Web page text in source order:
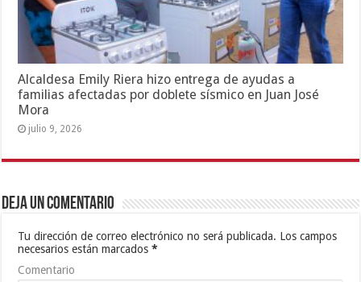
Alcaldesa Emily Riera hizo entrega de ayudas a
familias afectadas por doblete sísmico en Juan José
Mora
julio 9, 2026
Deja un comentario
Tu dirección de correo electrónico no será publicada. Los campos
necesarios están marcados*
Comentario